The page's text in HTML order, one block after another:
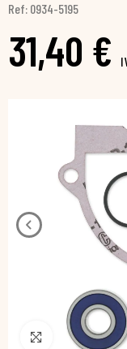
Ref: 0934-5195
31,40 €
Pincha